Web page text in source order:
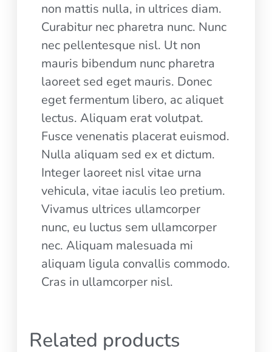
non mattis nulla, in ultrices diam.
Curabitur nec pharetra nunc. Nunc
nec pellentesque nisl. Ut non
mauris bibendum nunc pharetra
laoreet sed eget mauris. Donec
eget fermentum libero, ac aliquet
lectus. Aliquam erat volutpat.
Fusce venenatis placerat euismod.
Nulla aliquam sed ex et dictum.
Integer laoreet nisl vitae urna
vehicula, vitae iaculis leo pretium.
Vivamus ultrices ullamcorper
nunc, eu luctus sem ullamcorper
nec. Aliquam malesuada mi
aliquam ligula convallis commodo.
Cras in ullamcorper nisl.
Related products